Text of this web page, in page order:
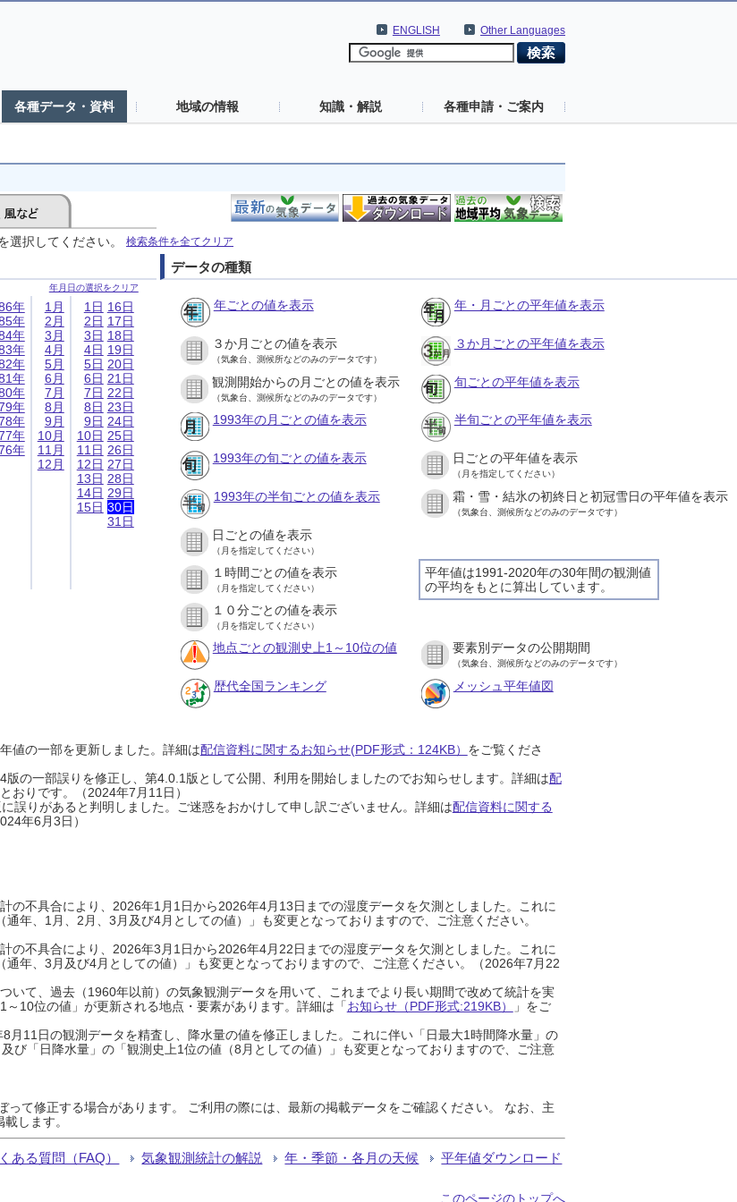
Other Languages
ENGLISH
各種データ・資料 地域の情報 知識・解説 各種申請・ご案内
択してください。 検索条件を全てクリア
年月日の選択をクリア
年
年
年
年
年
年
年
年
年
年
年
1月
2月
3月
4月
5月
6月
7月
8月
9月
10月
11月
12月
1日
2日
3日
4日
5日
6日
7日
8日
9日
10日
11日
12日
13日
14日
15日
16日
17日
18日
19日
20日
21日
22日
23日
24日
25日
26日
27日
28日
29日
30日
31日
データの種類
年ごとの値を表示 年・月ごとの平年値を表示
３か月ごとの値を表示
（気象台、測候所などのみのデータです）
３か月ごとの平年値を表示
観測開始からの月ごとの値を表示
（気象台、測候所などのみのデータです）
旬ごとの平年値を表示
1993年の月ごとの値を表示 半旬ごとの平年値を表示
1993年の旬ごとの値を表示 日ごとの平年値を表示
（月を指定してください）
1993年の半旬ごとの値を表示 霜・雪・結氷の初終日と初冠雪日の平年値を表示
（気象台、測候所などのみのデータです）
日ごとの値を表示
（月を指定してください）
平年値は1991-2020年の30年間の観測値
の平均をもとに算出しています。
１時間ごとの値を表示
（月を指定してください）
１０分ごとの値を表示
（月を指定してください）
地点ごとの観測史上1～10位の値 要素別データの公開期間
（気象台、測候所などのみのデータです）
歴代全国ランキング メッシュ平年値図
値の一部を更新しました。詳細は配信資料に関するお知らせ(PDF形式：124KB） をご覧くださ
の一部誤りを修正し、第4.0.1版として公開、利用を開始しましたのでお知らせします。詳細は配
おりです。（2024年7月11日）
誤りがあると判明しました。ご迷惑をおかけして申し訳ございません。詳細は配信資料に関する
年6月3日）
の不具合により、2026年1月1日から2026年4月13日までの湿度データを欠測としました。これに
年、1月、2月、3月及び4月としての値）」も変更となっておりますので、ご注意ください。
の不具合により、2026年3月1日から2026年4月22日までの湿度データを欠測としました。これに
年、3月及び4月としての値）」も変更となっておりますので、ご注意ください。（2026年7月22
いて、過去（1960年以前）の気象観測データを用いて、これまでより長い期間で改めて統計を実
10位の値」が更新される地点・要素があります。詳細は「お知らせ（PDF形式:219KB）
」をご
月11日の観測データを精査し、降水量の値を修正しました。これに伴い「日最大1時間降水量」の
び「日降水量」の「観測史上1位の値（8月としての値）」も変更となっておりますので、ご注意
て修正する場合があります。 ご利用の際には、最新の掲載データをご確認ください。 なお、主
します。
ある質問（FAQ） 気象観測統計の解説 年・季節・各月の天候 平年値ダウンロード
このページのトップへ